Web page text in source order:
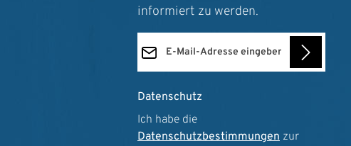
informiert zu werden.
Datenschutz
Ich habe die
Datenschutzbestimmungen zur